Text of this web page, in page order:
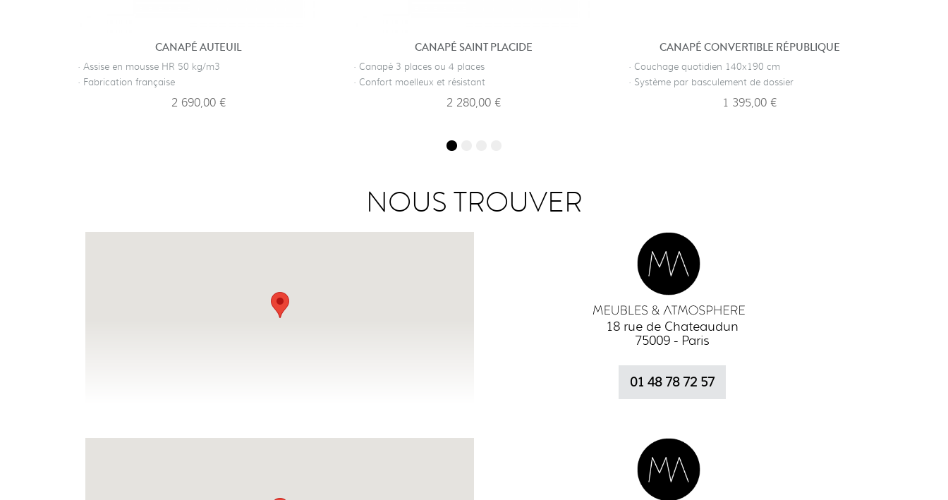
CANAPÉ AUTEUIL
· Assise en mousse HR 50 kg/m3
· Fabrication française
2 690,00 €
CANAPÉ SAINT PLACIDE
· Canapé 3 places ou 4 places
· Confort moelleux et résistant
2 280,00 €
CANAPÉ CONVERTIBLE RÉPUBLIQUE
· Couchage quotidien 140x190 cm
· Système par basculement de dossier
1 395,00 €
NOUS TROUVER
18 rue de Chateaudun
75009 - Paris
01 48 78 72 57